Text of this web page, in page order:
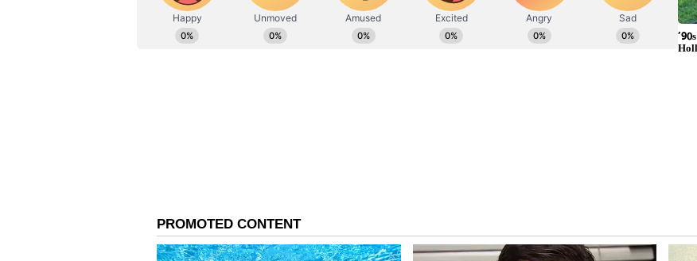
ಅಂತಹ ಪರಿಸ್ಥಿತಿಯಲ್ಲಿಯೂ ಮುತ್ತುಗಳನ್ನು ಧರಿಸಬೇಡಿ